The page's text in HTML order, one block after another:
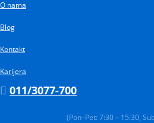
Pređi
na
O nama
Blog
Kontakt
Karijera
011/3077-700
(Pon–Pet: 7:30 – 15:30,